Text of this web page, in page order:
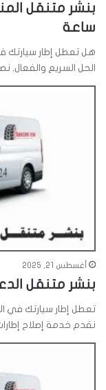
ساعة
هل تعطل إطار سيارتك
الحل السريع والفعال.
أغسطس 21, 2025
بنشر متنقل الدعية | 56676610 |
تعطل إطار سيارتك في
نقدم خدمة إصلاح